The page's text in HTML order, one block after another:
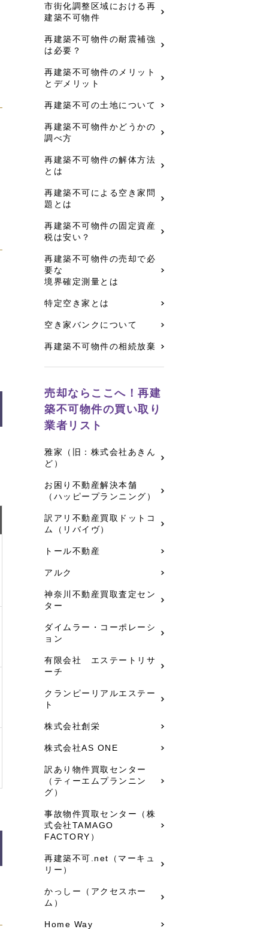
市街化調整区域における再
建築不可物件
再建築不可物件の耐震補強
は必要？
再建築不可物件のメリット
とデメリット
再建築不可の土地について
再建築不可物件かどうかの
調べ方
再建築不可物件の解体方法
とは
再建築不可による空き家問
題とは
再建築不可物件の固定資産
税は安い？
再建築不可物件の売却で必
要な
境界確定測量とは
特定空き家とは
空き家バンクについて
再建築不可物件の相続放棄
売却ならここへ！再建
築不可物件の買い取り
業者リスト
雅家（旧：株式会社あきん
ど）
お困り不動産解決本舗
（ハッピープランニング）
訳アリ不動産買取ドットコ
ム（リバイヴ）
トール不動産
アルク
神奈川不動産買取査定セン
ター
ダイムラー・コーポレーシ
ョン
有限会社 エステートリサ
ーチ
クランピーリアルエステー
ト
株式会社創栄
株式会社AS ONE
訳あり物件買取センター
（ティーエムプランニン
グ）
事故物件買取センター（株
式会社TAMAGO
FACTORY）
再建築不可.net（マーキュ
リー）
かっしー（アクセスホー
ム）
Home Way